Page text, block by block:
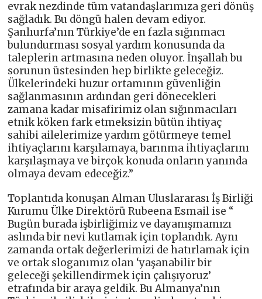
evrak nezdinde tüm vatandaşlarımıza geri dönüş
sağladık. Bu döngü halen devam ediyor.
Şanlıurfa’nın Türkiye’de en fazla sığınmacı
bulundurması sosyal yardım konusunda da
taleplerin artmasına neden oluyor. İnşallah bu
sorunun üstesinden hep birlikte geleceğiz.
Ülkelerindeki huzur ortamının güvenliğin
sağlanmasının ardından geri dönecekleri
zamana kadar misafirimiz olan sığınmacıları
etnik köken fark etmeksizin bütün ihtiyaç
sahibi ailelerimize yardım götürmeye temel
ihtiyaçlarını karşılamaya, barınma ihtiyaçlarını
karşılaşmaya ve birçok konuda onların yanında
olmaya devam edeceğiz.”
Toplantıda konuşan Alman Uluslararası İş Birliği
Kurumu Ülke Direktörü Rubeena Esmail ise “
Bugün burada işbirliğimiz ve dayanışmamızı
aslında bir nevi kutlamak için toplandık. Aynı
zamanda ortak değerlerimizi de hatırlamak için
ve ortak sloganımız olan ‘yaşanabilir bir
geleceği şekillendirmek için çalışıyoruz’
etrafında bir araya geldik. Bu Almanya’nın